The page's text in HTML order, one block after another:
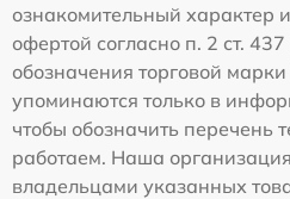
ознакомительный характер
офертой согласно п. 2 ст.
обозначения торговой
упоминаются только в
чтобы обозначить перечень
работаем. Наша
владельцами указанных